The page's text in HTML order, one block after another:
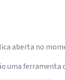
aberta no
uma